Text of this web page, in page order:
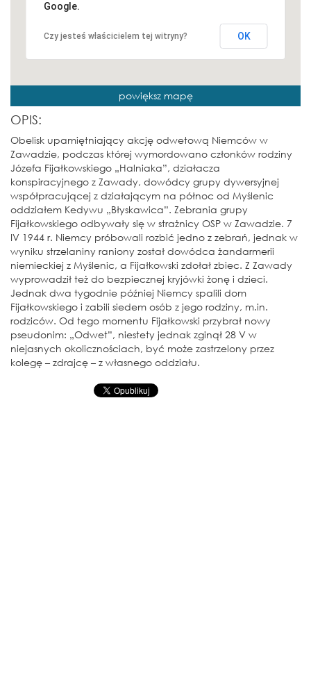
Google.
Czy jesteś właścicielem tej witryny? OK
powiększ mapę
OPIS:
Obelisk upamiętniający akcję odwetową Niemców w
Zawadzie, podczas której wymordowano członków rodziny
Józefa Fijałkowskiego „Halniaka”, działacza
konspiracyjnego z Zawady, dowódcy grupy dywersyjnej
współpracującej z działającym na północ od Myślenic
oddziałem Kedywu „Błyskawica”. Zebrania grupy
Fijałkowskiego odbywały się w strażnicy OSP w Zawadzie. 7
IV 1944 r. Niemcy próbowali rozbić jedno z zebrań, jednak w
wyniku strzelaniny raniony został dowódca żandarmerii
niemieckiej z Myślenic, a Fijałkowski zdołał zbiec. Z Zawady
wyprowadził też do bezpiecznej kryjówki żonę i dzieci.
Jednak dwa tygodnie później Niemcy spalili dom
Fijałkowskiego i zabili siedem osób z jego rodziny, m.in.
rodziców. Od tego momentu Fijałkowski przybrał nowy
pseudonim: „Odwet”, niestety jednak zginął 28 V w
niejasnych okolicznościach, być może zastrzelony przez
kolegę – zdrajcę – z własnego oddziału.